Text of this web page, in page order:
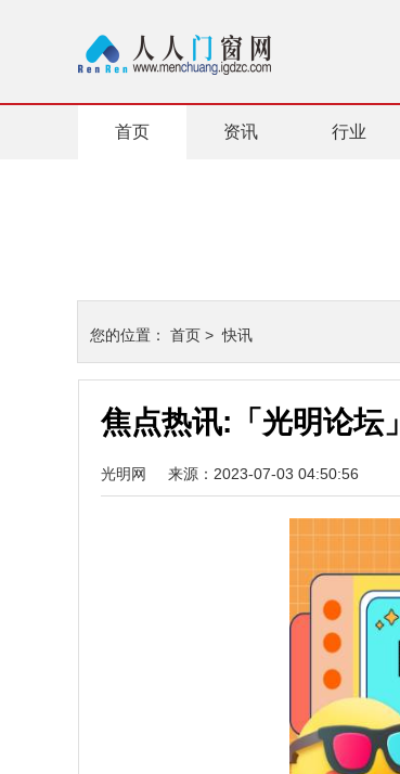
首页 资讯 行业
您的位置： 首页 >快讯
焦点热讯:「光明论坛
光明网 来源：2023-07-03 04:50:56